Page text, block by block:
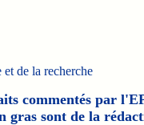
de la recherche
commentés par
gras sont de la